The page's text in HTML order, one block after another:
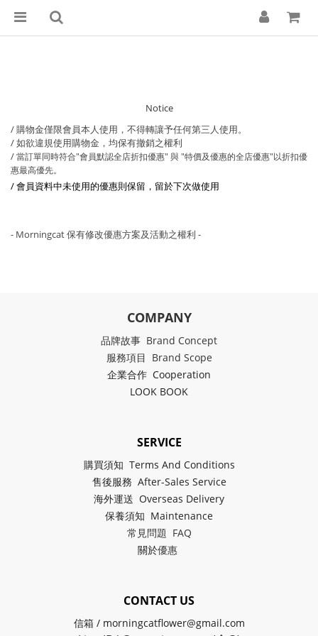
Notice
/ 購物金僅限會員本人使用，不得轉讓予任何第三人使用。
/ 如欲違規使用購物金，均保有撤銷之權利
/當訂單同時符合"會員默認全店折扣優惠" 與 "特價及優惠的全店優惠"以折扣優
惠最高優先。
/ 會員資料中未使用的優惠則保留，留於下次做使用
- Morningcat 保有修改優惠方案及活動之權利 -
COMPANY
品牌故事 Brand Concept
服務項目 Brand Scope
企業合作 Cooperation
LOOK BOOK
SERVICE
購買須知 Terms And Conditions
售後服務 After-Sales Service
海外運送 Overseas Delivery
保養須知 Maintenance
常見問題 FAQ
關於優惠
CONTACT US
信箱 / morningcatflower@gmail.com